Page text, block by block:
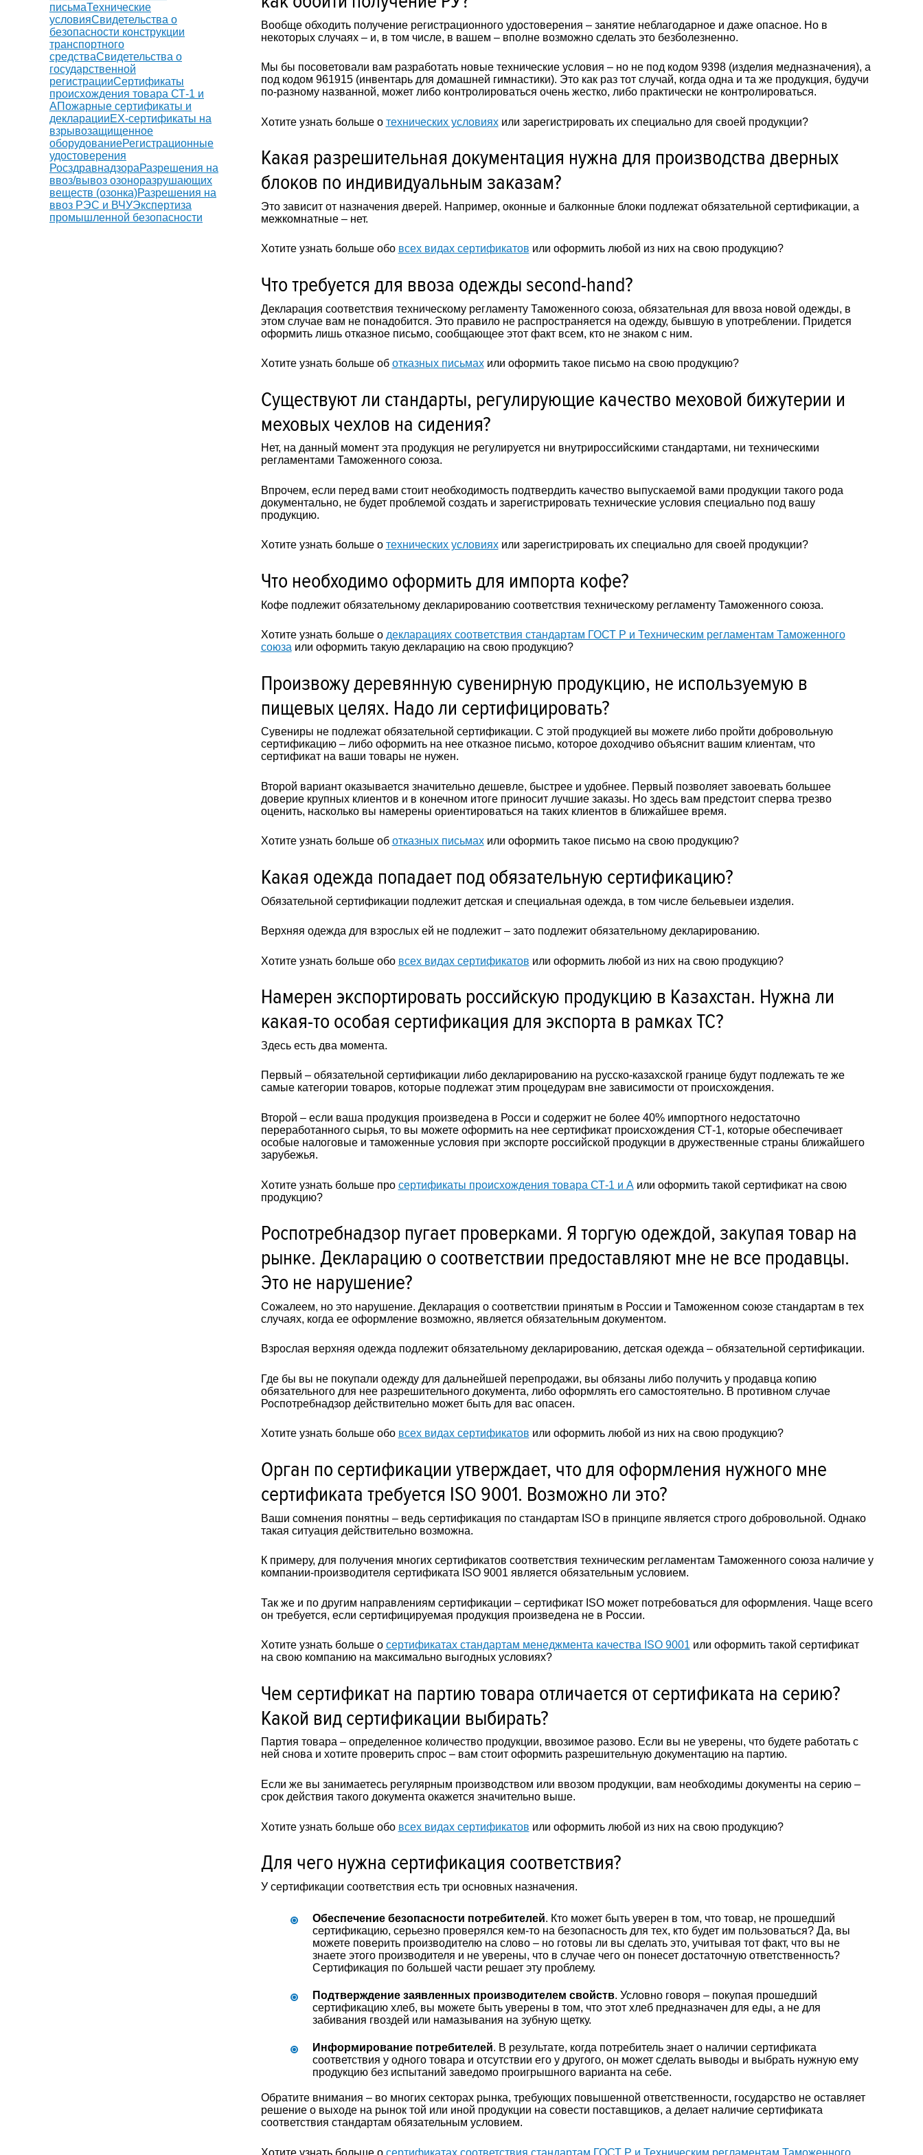
письмаТехнические
условияСвидетельства о
безопасности конструкции
транспортного
средстваСвидетельства о
государственной
регистрацииСертификаты
происхождения товара СТ-1 и
АПожарные сертификаты и
декларацииEX-сертификаты на
взрывозащищенное
оборудованиеРегистрационные
удостоверения
РосздравнадзораРазрешения на
ввоз/вывоз озоноразрушающих
веществ (озонка)Разрешения на
ввоз РЭС и ВЧУЭкспертиза
промышленной безопасности
Вообще обходить получение регистрационного удостоверения – занятие неблагодарное и даже опасное. Но в
некоторых случаях – и, в том числе, в вашем – вполне возможно сделать это безболезненно.
Мы бы посоветовали вам разработать новые технические условия – но не под кодом 9398 (изделия медназначения), а
под кодом 961915 (инвентарь для домашней гимнастики). Это как раз тот случай, когда одна и та же продукция, будучи
по-разному названной, может либо контролироваться очень жестко, либо практически не контролироваться.
Хотите узнать больше о технических условияхили зарегистрировать их специально для своей продукции?
Какая разрешительная документация нужна для производства дверных
блоков по индивидуальным заказам?
Это зависит от назначения дверей. Например, оконные и балконные блоки подлежат обязательной сертификации, а
межкомнатные – нет.
Хотите узнать больше обо всех видах сертификатов или оформить любой из них на свою продукцию?
Что требуется для ввоза одежды second-hand?
Декларация соответствия техническому регламенту Таможенного союза, обязательная для ввоза новой одежды, в
этом случае вам не понадобится. Это правило не распространяется на одежду, бывшую в употреблении. Придется
оформить лишь отказное письмо, сообщающее этот факт всем, кто не знаком с ним.
Хотите узнать больше об отказных письмахили оформить такое письмо на свою продукцию?
Существуют ли стандарты, регулирующие качество меховой бижутерии и
меховых чехлов на сидения?
Нет, на данный момент эта продукция не регулируется ни внутрироссийскими стандартами, ни техническими
регламентами Таможенного союза.
Впрочем, если перед вами стоит необходимость подтвердить качество выпускаемой вами продукции такого рода
документально, не будет проблемой создать и зарегистрировать технические условия специально под вашу
продукцию.
Хотите узнать больше о технических условияхили зарегистрировать их специально для своей продукции?
Что необходимо оформить для импорта кофе?
Кофе подлежит обязательному декларированию соответствия техническому регламенту Таможенного союза.
Хотите узнать больше о декларациях соответствия стандартам ГОСТ Р и Техническим регламентам Таможенного
союза или оформить такую декларацию на свою продукцию?
Произвожу деревянную сувенирную продукцию, не используемую в
пищевых целях. Надо ли сертифицировать?
Сувениры не подлежат обязательной сертификации. С этой продукцией вы можете либо пройти добровольную
сертификацию – либо оформить на нее отказное письмо, которое доходчиво объяснит вашим клиентам, что
сертификат на ваши товары не нужен.
Второй вариант оказывается значительно дешевле, быстрее и удобнее. Первый позволяет завоевать большее
доверие крупных клиентов и в конечном итоге приносит лучшие заказы. Но здесь вам предстоит сперва трезво
оценить, насколько вы намерены ориентироваться на таких клиентов в ближайшее время.
Хотите узнать больше об отказных письмахили оформить такое письмо на свою продукцию?
Какая одежда попадает под обязательную сертификацию?
Обязательной сертификации подлежит детская и специальная одежда, в том числе бельевыеи изделия.
Верхняя одежда для взрослых ей не подлежит – зато подлежит обязательному декларированию.
Хотите узнать больше обо всех видах сертификатов или оформить любой из них на свою продукцию?
Намерен экспортировать российскую продукцию в Казахстан. Нужна ли
какая-то особая сертификация для экспорта в рамках ТС?
Здесь есть два момента.
Первый – обязательной сертификации либо декларированию на русско-казахской границе будут подлежать те же
самые категории товаров, которые подлежат этим процедурам вне зависимости от происхождения.
Второй – если ваша продукция произведена в Росси и содержит не более 40% импортного недостаточно
переработанного сырья, то вы можете оформить на нее сертификат происхождения СТ-1, которые обеспечивает
особые налоговые и таможенные условия при экспорте российской продукции в дружественные страны ближайшего
зарубежья.
Хотите узнать больше про сертификаты происхождения товара СТ-1 и Аили оформить такой сертификат на свою
продукцию?
Роспотребнадзор пугает проверками. Я торгую одеждой, закупая товар на
рынке. Декларацию о соответствии предоставляют мне не все продавцы.
Это не нарушение?
Сожалеем, но это нарушение. Декларация о соответствии принятым в России и Таможенном союзе стандартам в тех
случаях, когда ее оформление возможно, является обязательным документом.
Взрослая верхняя одежда подлежит обязательному декларированию, детская одежда – обязательной сертификации.
Где бы вы не покупали одежду для дальнейшей перепродажи, вы обязаны либо получить у продавца копию
обязательного для нее разрешительного документа, либо оформлять его самостоятельно. В противном случае
Роспотребнадзор действительно может быть для вас опасен.
Хотите узнать больше обо всех видах сертификатов или оформить любой из них на свою продукцию?
Орган по сертификации утверждает, что для оформления нужного мне
сертификата требуется ISO 9001. Возможно ли это?
Ваши сомнения понятны – ведь сертификация по стандартам ISO в принципе является строго добровольной. Однако
такая ситуация действительно возможна.
К примеру, для получения многих сертификатов соответствия техническим регламентам Таможенного союза наличие у
компании-производителя сертификата ISO 9001 является обязательным условием.
Так же и по другим направлениям сертификации – сертификат ISO может потребоваться для оформления. Чаще всего
он требуется, если сертифицируемая продукция произведена не в России.
Хотите узнать больше о сертификатах стандартам менеджмента качества ISO 9001 или оформить такой сертификат
на свою компанию на максимально выгодных условиях?
Чем сертификат на партию товара отличается от сертификата на серию?
Какой вид сертификации выбирать?
Партия товара – определенное количество продукции, ввозимое разово. Если вы не уверены, что будете работать с
ней снова и хотите проверить спрос – вам стоит оформить разрешительную документацию на партию.
Если же вы занимаетесь регулярным производством или ввозом продукции, вам необходимы документы на серию –
срок действия такого документа окажется значительно выше.
Хотите узнать больше обо всех видах сертификатов или оформить любой из них на свою продукцию?
Для чего нужна сертификация соответствия?
У сертификации соответствия есть три основных назначения.
Обеспечение безопасности потребителей. Кто может быть уверен в том, что товар, не прошедший
сертификацию, серьезно проверялся кем-то на безопасность для тех, кто будет им пользоваться? Да, вы
можете поверить производителю на слово – но готовы ли вы сделать это, учитывая тот факт, что вы не
знаете этого производителя и не уверены, что в случае чего он понесет достаточную ответственность?
Сертификация по большей части решает эту проблему.
Подтверждение заявленных производителем свойств. Условно говоря – покупая прошедший
сертификацию хлеб, вы можете быть уверены в том, что этот хлеб предназначен для еды, а не для
забивания гвоздей или намазывания на зубную щетку.
Информирование потребителей. В результате, когда потребитель знает о наличии сертификата
соответствия у одного товара и отсутствии его у другого, он может сделать выводы и выбрать нужную ему
продукцию без испытаний заведомо проигрышного варианта на себе.
Обратите внимания – во многих секторах рынка, требующих повышенной ответственности, государство не оставляет
решение о выходе на рынок той или иной продукции на совести поставщиков, а делает наличие сертификата
соответствия стандартам обязательным условием.
Хотите узнать больше о сертификатах соответствия стандартам ГОСТ Р и Техническим регламентам Таможенного